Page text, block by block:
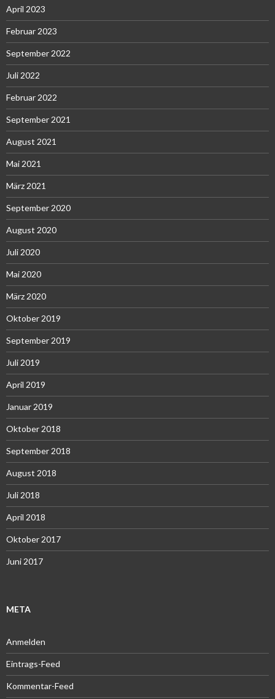
April 2023
Februar 2023
September 2022
Juli 2022
Februar 2022
September 2021
August 2021
Mai 2021
März 2021
September 2020
August 2020
Juli 2020
Mai 2020
März 2020
Oktober 2019
September 2019
Juli 2019
April 2019
Januar 2019
Oktober 2018
September 2018
August 2018
Juli 2018
April 2018
Oktober 2017
Juni 2017
META
Anmelden
Eintrags-Feed
Kommentar-Feed